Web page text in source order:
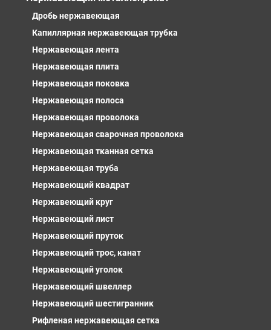
Дробь нержавеющая
Капиллярная нержавеющая трубка
Нержавеющая лента
Нержавеющая плита
Нержавеющая поковка
Нержавеющая полоса
Нержавеющая проволока
Нержавеющая сварочная проволока
Нержавеющая тканная сетка
Нержавеющая труба
Нержавеющий квадрат
Нержавеющий круг
Нержавеющий лист
Нержавеющий пруток
Нержавеющий трос, канат
Нержавеющий уголок
Нержавеющий швеллер
Нержавеющий шестигранник
Рифленая нержавеющая сетка